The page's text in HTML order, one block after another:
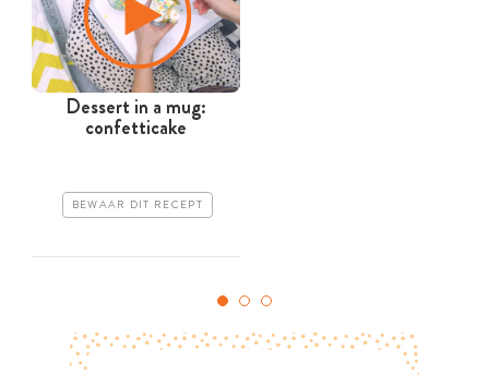
Dessert in a mug:
confetticake
BEWAAR DIT RECEPT